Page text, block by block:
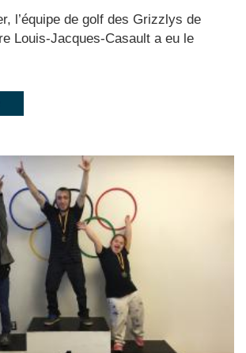
l’équipe de golf des Grizzlys de
Louis-Jacques-Casault a eu le